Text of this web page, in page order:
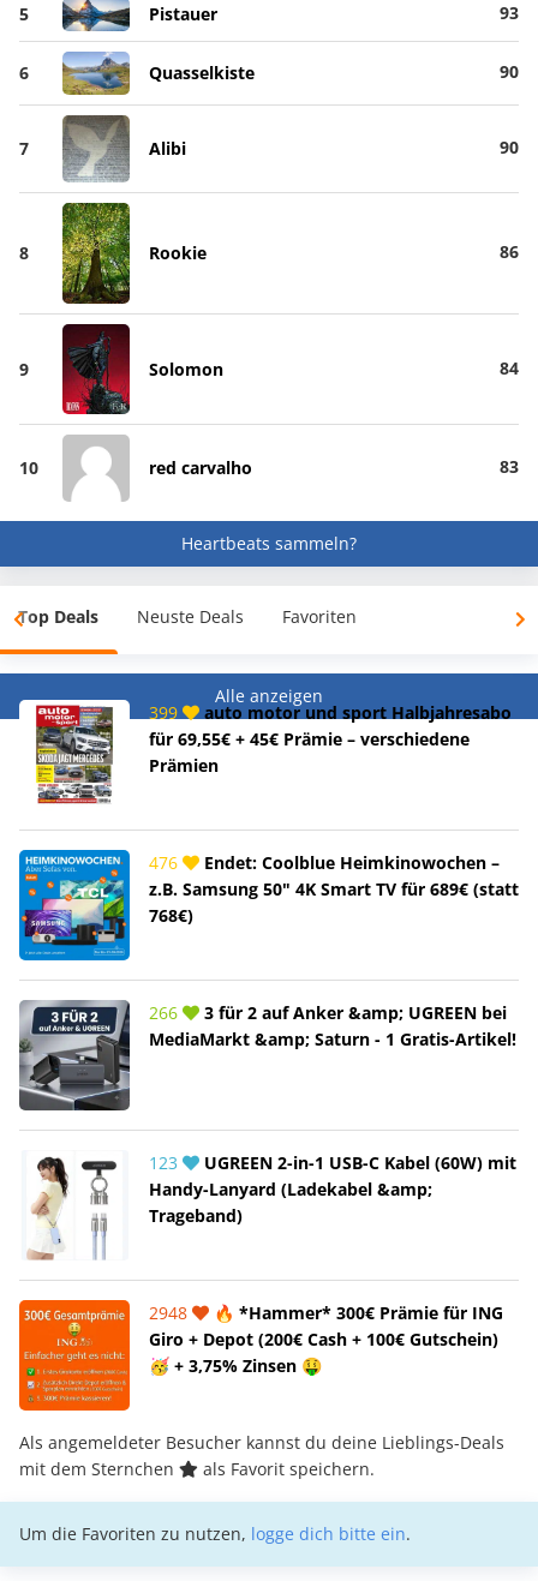
5 Pistauer 93
6 Quasselkiste 90
7 Alibi 90
8 Rookie 86
9 Solomon 84
10 red carvalho 83
Heartbeats sammeln?
Top Deals Neuste Deals Favoriten
Alle anzeigen
399
auto motor und sport Halbjahresabo
für 69,55€ + 45€ Prämie – verschiedene
Prämien
476
Endet: Coolblue Heimkinowochen –
z.B. Samsung 50" 4K Smart TV für 689€ (statt
768€)
266
3 für 2 auf Anker &amp; UGREEN bei
MediaMarkt &amp; Saturn - 1 Gratis-Artikel!
123
UGREEN 2-in-1 USB-C Kabel (60W) mit
Handy-Lanyard (Ladekabel &amp;
Trageband)
2948
🔥 *Hammer* 300€ Prämie für ING
Giro + Depot (200€ Cash + 100€ Gutschein)
🥳 + 3,75% Zinsen 🤑
Als angemeldeter Besucher kannst du deine Lieblings-Deals
mit dem Sternchen
als Favorit speichern.
Um die Favoriten zu nutzen, logge dich bitte ein.